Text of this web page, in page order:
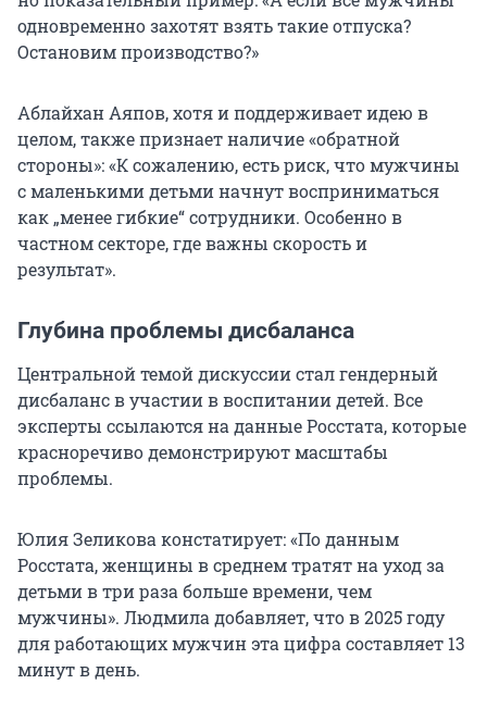
одновременно захотят взять такие отпуска?
Остановим производство?»
Аблайхан Аяпов, хотя и поддерживает идею в
целом, также признает наличие «обратной
стороны»: «К сожалению, есть риск, что мужчины
с маленькими детьми начнут восприниматься
как „менее гибкие“ сотрудники. Особенно в
частном секторе, где важны скорость и
результат».
Глубина проблемы дисбаланса
Центральной темой дискуссии стал гендерный
дисбаланс в участии в воспитании детей. Все
эксперты ссылаются на данные Росстата, которые
красноречиво демонстрируют масштабы
проблемы.
Юлия Зеликова констатирует: «По данным
Росстата, женщины в среднем тратят на уход за
детьми в три раза больше времени, чем
мужчины». Людмила добавляет, что в 2025 году
для работающих мужчин эта цифра составляет 13
минут в день.